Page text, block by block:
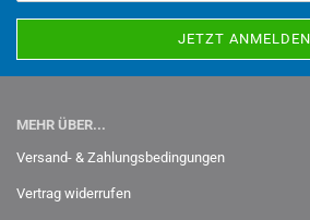
MEHR ÜBER...
Versand- & Zahlungsbedingungen
Vertrag widerrufen